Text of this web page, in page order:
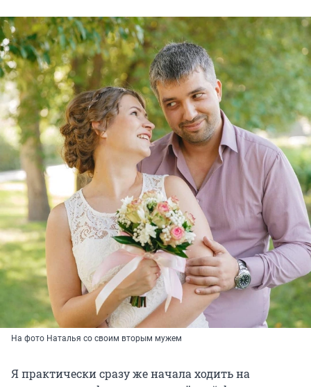
На фото Наталья со своим вторым мужем
Я практически сразу же начала ходить на